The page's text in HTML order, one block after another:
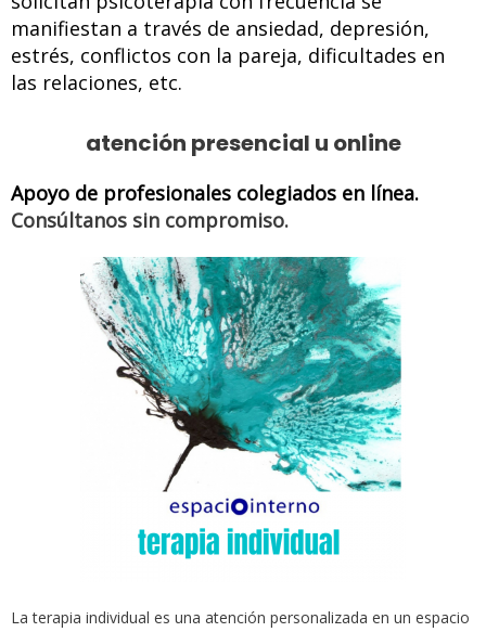
manifiestan a través de ansiedad, depresión,
estrés, conflictos con la pareja, dificultades en
las relaciones, etc.
atención presencial u online
Apoyo de profesionales colegiados en línea.
Consúltanos sin compromiso.
La terapia individual es una atención personalizada en un espacio